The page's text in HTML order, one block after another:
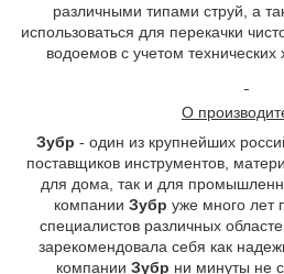
различными типами струй, а
использоваться для перекачки
водоемов с учетом технических
О
Зубр - один из крупнейших
поставщиков инструментов,
для дома, так и для
компании Зубр уже много лет
специалистов различных
зарекомендовала себя как
компании Зубр ни минуты не